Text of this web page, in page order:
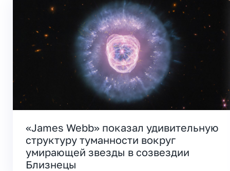
«James Webb» показал удивительную
структуру туманности вокруг
умирающей звезды в созвездии
Близнецы